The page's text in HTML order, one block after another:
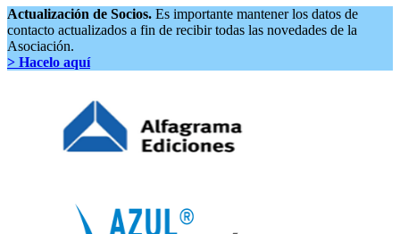
Actualización de Socios. Es importante mantener los datos de
contacto actualizados a fin de recibir todas las novedades de la
Asociación.
> Hacelo aquí